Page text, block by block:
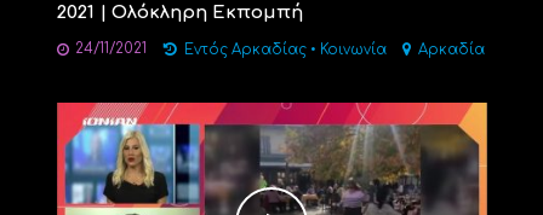
2021 | Ολόκληρη Εκπομπή
24/11/2021 Εντός Αρκαδίας • Κοινωνία Αρκαδία